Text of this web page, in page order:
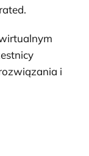
i